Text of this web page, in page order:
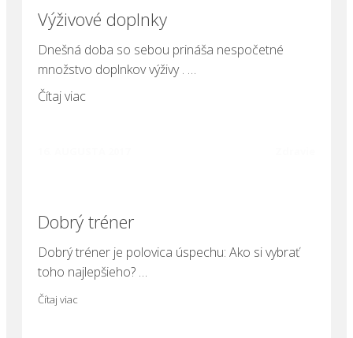
Výživové doplnky
Dnešná doba so sebou prináša nespočetné
množstvo doplnkov výživy . …
Čítaj viac
Dobrý tréner
Dobrý tréner je polovica úspechu: Ako si vybrať
toho najlepšieho? …
Čítaj viac